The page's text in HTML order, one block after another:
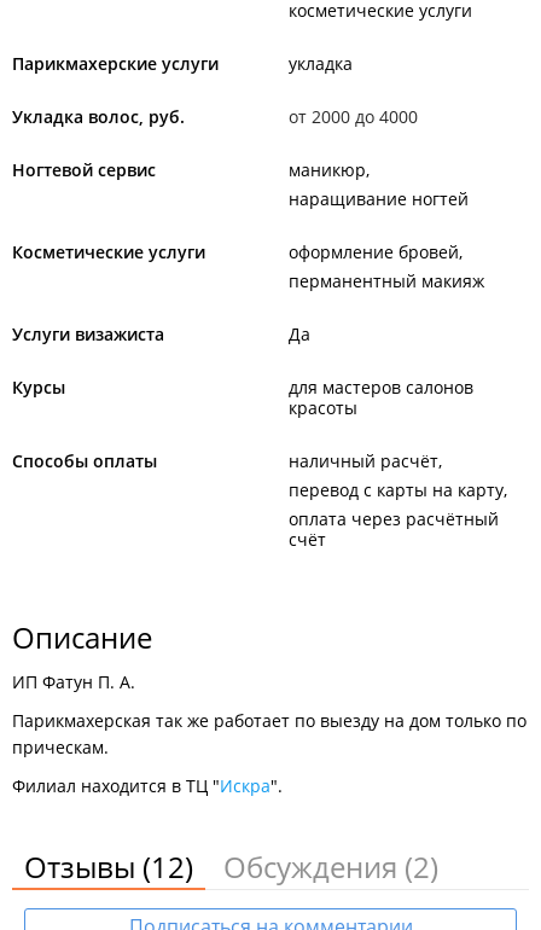
косметические услуги
Парикмахерские услуги укладка
Укладка волос, руб. от 2000 до 4000
Ногтевой сервис
маникюр
наращивание ногтей
Косметические услуги
оформление бровей
перманентный макияж
Услуги визажиста Да
Курсы
для мастеров салонов
красоты
Способы оплаты
наличный расчёт
перевод с карты на карту
оплата через расчётный
счёт
Описание
ИП Фатун П. А.
Парикмахерская так же работает по выезду на дом только по
прическам.
Филиал находится в ТЦ "Искра".
Отзывы (12) Обсуждения (2)